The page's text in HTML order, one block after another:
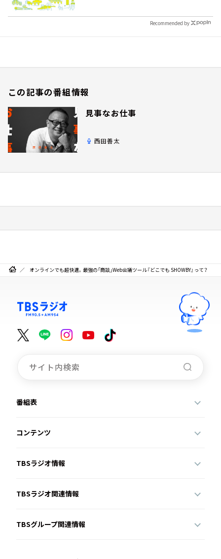
Recommended by
この記事の番組情報
見事なお仕事
西田善太
オンラインでも超快適。最強の「商談」Web会議ツール『どこでも SHOWBY』って？
番組表
コンテンツ
TBSラジオ情報
TBSラジオ関連情報
TBSグループ関連情報